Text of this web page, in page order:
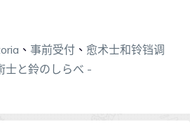
、 事前受付、 愈术士和铃铛调
士と鈴のしらべ -